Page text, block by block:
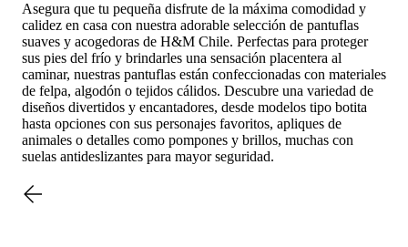
Asegura que tu pequeña disfrute de la máxima comodidad y
calidez en casa con nuestra adorable selección de pantuflas
suaves y acogedoras de H&M Chile. Perfectas para proteger
sus pies del frío y brindarles una sensación placentera al
caminar, nuestras pantuflas están confeccionadas con materiales
de felpa, algodón o tejidos cálidos. Descubre una variedad de
diseños divertidos y encantadores, desde modelos tipo botita
hasta opciones con sus personajes favoritos, apliques de
animales o detalles como pompones y brillos, muchas con
suelas antideslizantes para mayor seguridad.